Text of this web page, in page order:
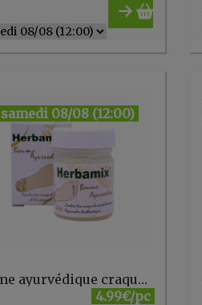
08/08 (12:00)
Baume ayurvédique craquelures HERBAMIX 20 gr Kerala Nature
4.99€/pc